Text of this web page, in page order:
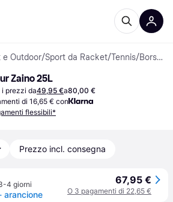
e Outdoor/Sport da Racket/Tennis/ Borse e Custodie da Tennis
Zaino 25L
prezzi da49,95 €a80,00 €
di 16,65 € con
flessibili*
Prezzo incl. consegna
4 giorni
arancione
67,95 €
O 3 pagamenti di 22,65 €